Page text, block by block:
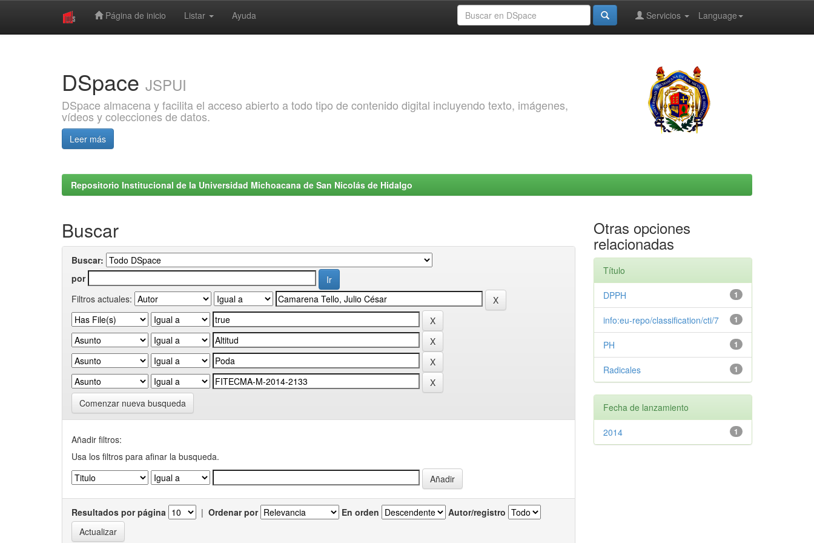
Página de inicio Listar Ayuda Language
Servicios
DSpace JSPUI
DSpace almacena y facilita el acceso abierto a todo tipo de contenido digital incluyendo texto, imágenes,
vídeos y colecciones de datos.
Leer más
Repositorio Institucional de la Universidad Michoacana de San Nicolás de Hidalgo
Buscar
Buscar:
por
Filtros actuales:
Comenzar nueva busqueda
Añadir filtros:
Usa los filtros para afinar la busqueda.
Resultados por página | Ordenar por En orden Autor/registro
Otras opciones
relacionadas
Título
1
DPPH
1
info:eu-repo/classification/cti/7
1
PH
1
Radicales
Fecha de lanzamiento
1
2014